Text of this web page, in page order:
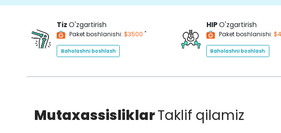
Tiz O'zgartirish
Paket boshlanishi: $3500 *
Baholashni boshlash
HIPO'zgartirish
Paket boshlanishi:
Baholashni boshlash
MutaxassisliklarTaklif qilamiz